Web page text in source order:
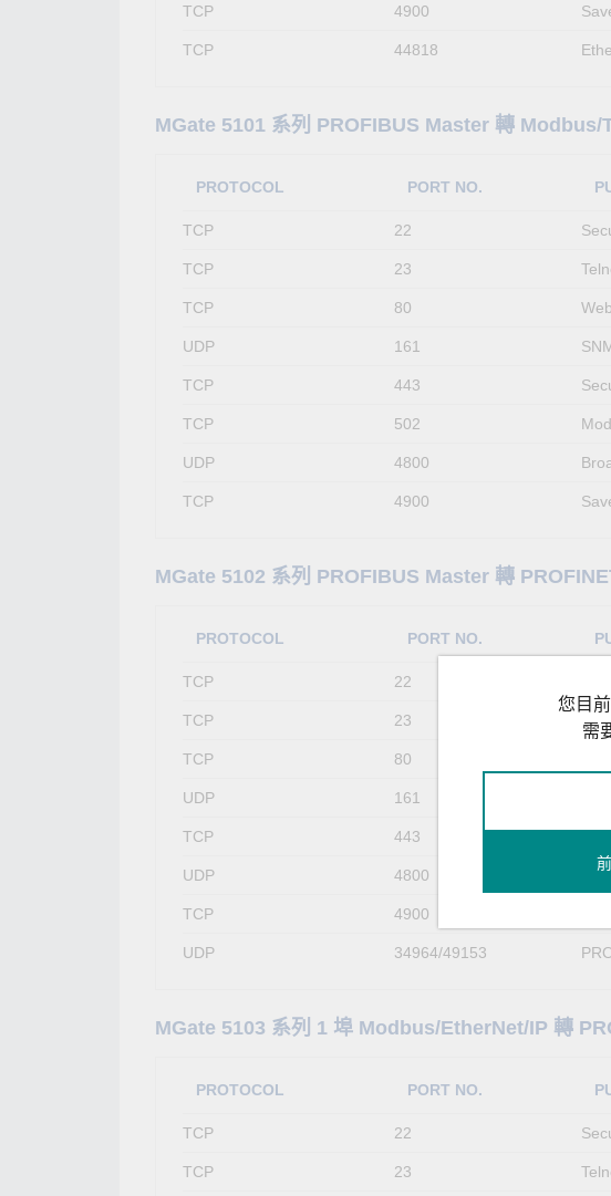
TCP 4900
TCP 44818
MGate 5101 系列 PROFIBUS Master 轉 Modbus/
PROTOCOL PORT NO.
TCP 22
TCP 23
TCP 80
UDP 161
TCP 443
TCP 502
UDP 4800
TCP 4900
MGate 5102 系列 PROFIBUS Master 轉
PROTOCOL PORT NO.
TCP 22
TCP 23
TCP 80
UDP 161
TCP 443
UDP 4800
TCP 4900
UDP 34964/49153
MGate 5103 系列 1 埠 Modbus/EtherNet/IP 轉
PROTOCOL PORT NO.
TCP 22
TCP 23
您目
需